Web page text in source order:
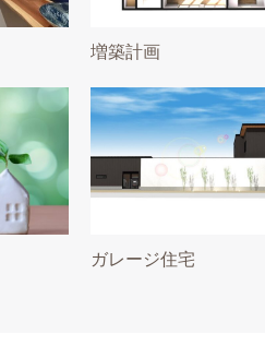
増築計画
ガレージ住宅